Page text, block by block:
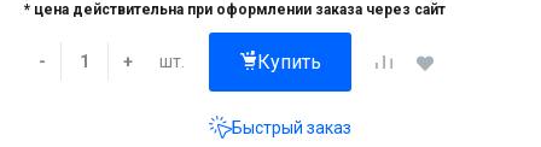
* цена действительна при оформлении заказа через сайт
- + шт. Купить
Быстрый заказ